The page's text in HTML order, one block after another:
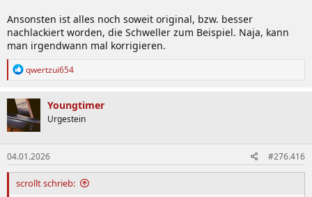
Ansonsten ist alles noch soweit original, bzw. besser
nachlackiert worden, die Schweller zum Beispiel. Naja, kann
man irgendwann mal korrigieren.
R
k
t
i
o
n
e
n
:
qwertzui654
Youngtimer
Urgestein
04.01.2026 #276.416
scrollt schrieb: